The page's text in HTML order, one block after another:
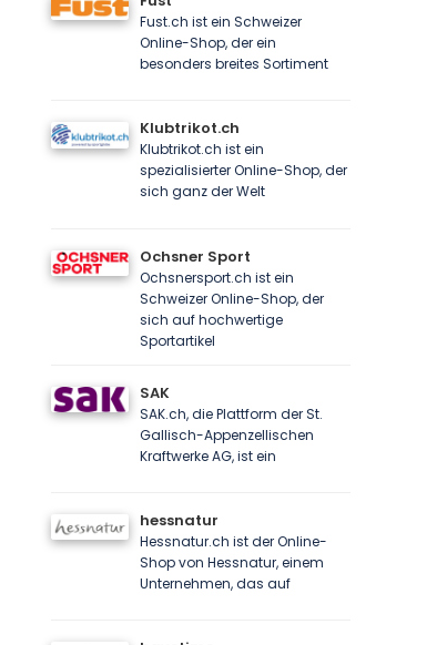
Fust.ch ist ein Schweizer
Online-Shop, der ein
besonders breites Sortiment
Klubtrikot.ch
Klubtrikot.ch ist ein
spezialisierter Online-Shop, der
sich ganz der Welt
Ochsner Sport
Ochsnersport.ch ist ein
Schweizer Online-Shop, der
sich auf hochwertige
Sportartikel
SAK
SAK.ch, die Plattform der St.
Gallisch-Appenzellischen
Kraftwerke AG, ist ein
hessnatur
Hessnatur.ch ist der Online-
Shop von Hessnatur, einem
Unternehmen, das auf